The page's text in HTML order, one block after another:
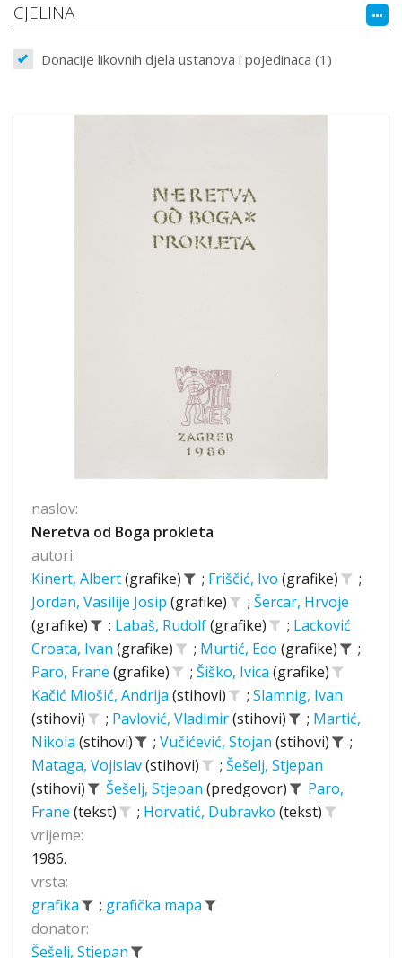
CJELINA
Donacije likovnih djela ustanova i pojedinaca (1)
naslov:
Neretva od Boga prokleta
autori:
Kinert, Albert(grafike) ; Friščić, Ivo (grafike)
;
Jordan, Vasilije Josip (grafike) ; Šercar, Hrvoje
(grafike)
; Labaš, Rudolf(grafike) ; Lacković
Croata, Ivan (grafike) ; Murtić, Edo (grafike)
;
Paro, Frane (grafike) ; Šiško, Ivica (grafike)
Kačić Miošić, Andrija (stihovi) ; Slamnig, Ivan
(stihovi)
; Pavlović, Vladimir(stihovi) ; Martić,
Nikola (stihovi) ; Vučićević, Stojan (stihovi)
;
Mataga, Vojislav(stihovi) ; Šešelj, Stjepan
(stihovi)
Šešelj, Stjepan (predgovor)
Paro,
Frane (tekst) ; Horvatić, Dubravko (tekst)
vrijeme:
1986.
vrsta:
grafika
; grafička mapa
donator:
Šešelj, Stjepan